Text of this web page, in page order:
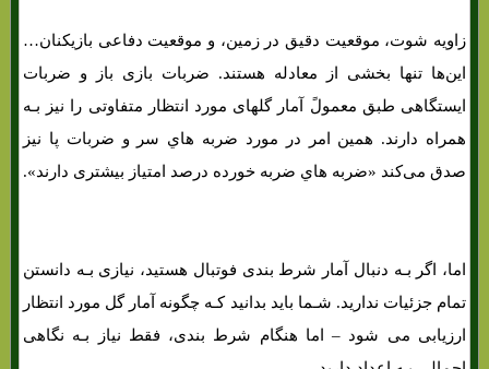
زاویه شوت، موقعیت دقیق در زمین، و موقعیت دفاعی بازیکنان…
این‌ها تنها بخشی از معادله هستند. ضربات بازی باز و ضربات
ایستگاهی طبق معمولً آمار گلهای مورد انتظار متفاوتی را نیز بـه
همراه دارند. همین امر در مورد ضربه هاي‌ سر و ضربات پا نیز
صدق می‌کند «ضربه هاي‌ ضربه خورده درصد امتیاز بیشتری دارند».
اما، اگر بـه دنبال آمار شرط بندی فوتبال هستید، نیازی بـه دانستن
تمام جزئیات ندارید. شـما باید بدانید کـه چگونه آمار گل مورد انتظار
ارزیابی می شود – اما هنگام شرط بندی، فقط نیاز بـه نگاهی